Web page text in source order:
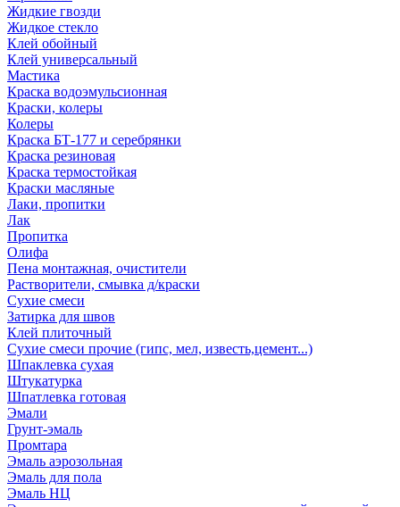
Жидкие гвозди
Жидкое стекло
Клей обойный
Клей универсальный
Мастика
Краска водоэмульсионная
Краски, колеры
Колеры
Краска БТ-177 и серебрянки
Краска резиновая
Краска термостойкая
Краски масляные
Лаки, пропитки
Лак
Пропитка
Олифа
Пена монтажная, очистители
Растворители, смывка д/краски
Сухие смеси
Затирка для швов
Клей плиточный
Сухие смеси прочие (гипс, мел, известь,цемент...)
Шпаклевка сухая
Штукатурка
Шпатлевка готовая
Эмали
Грунт-эмаль
Промтара
Эмаль аэрозольная
Эмаль для пола
Эмаль НЦ